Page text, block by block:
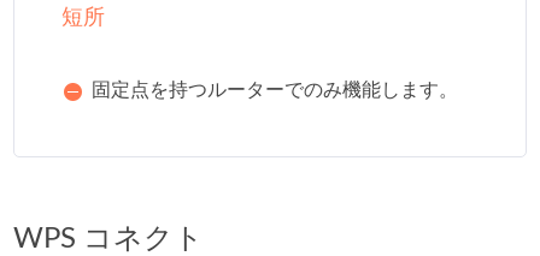
短所
固定点を持つルーターでのみ機能します。
WPS コネクト